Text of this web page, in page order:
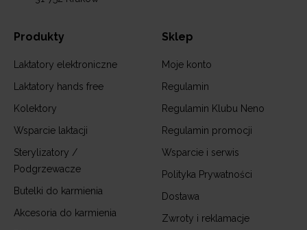
Produkty
Laktatory elektroniczne
Laktatory hands free
Kolektory
Wsparcie laktacji
Sterylizatory /
Podgrzewacze
Butelki do karmienia
Akcesoria do karmienia
Sklep
Moje konto
Regulamin
Regulamin Klubu Neno
Regulamin promocji
Wsparcie i serwis
Polityka Prywatności
Dostawa
Zwroty i reklamacje